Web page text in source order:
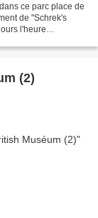
ce parc place de
de "Schrek's
l'heure
(2)